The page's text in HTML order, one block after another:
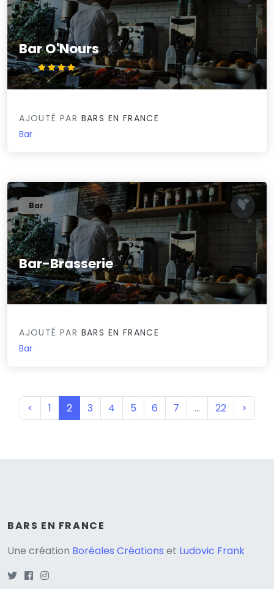
Bar O'Nours
4.4/5
AJOUTÉ PAR BARS EN FRANCE
Bar
Bar-Brasserie
0/5
Bar
AJOUTÉ PAR BARS EN FRANCE
Bar
< 1 2(current)
3 4 5 6 7 … 22 >
BARS EN FRANCE
Une création Boréales Créations et Ludovic Frank